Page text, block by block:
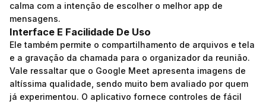
calma com a intenção de escolher o melhor app de
mensagens.
Interface E Facilidade De Uso
Ele também permite o compartilhamento de arquivos e tela
e a gravação da chamada para o organizador da reunião.
Vale ressaltar que o Google Meet apresenta imagens de
altíssima qualidade, sendo muito bem avaliado por quem
já experimentou. O aplicativo fornece controles de fácil